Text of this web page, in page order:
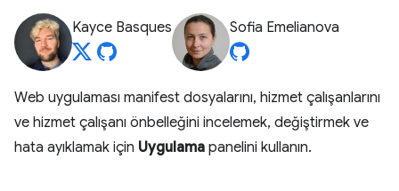
Kayce Basques Sofia Emelianova
Web uygulaması manifest dosyalarını, hizmet çalışanlarını
ve hizmet çalışanı önbelleğini incelemek, değiştirmek ve
hata ayıklamak için Uygulama panelini kullanın.